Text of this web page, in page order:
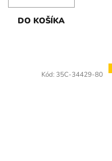
DO KOŠÍKA
Kód: 35C-34429-80